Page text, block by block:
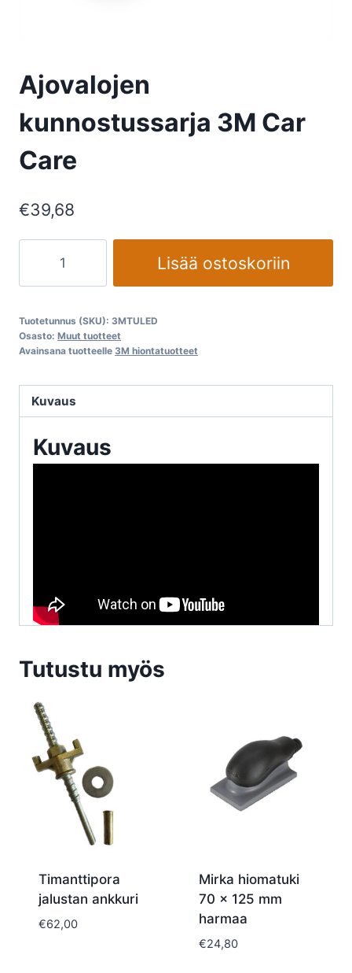
Ajovalojen
kunnostussarja 3M Car
Care
€39,68
kunnostussarja
3M
Care
määrä
Lisää ostoskoriin
Tuotetunnus (SKU): 3MTULED
Osasto: Muut tuotteet
Avainsana tuotteelle 3M hiontatuotteet
Kuvaus
Kuvaus
Tutustu myös
Timanttipora
jalustan ankkuri
€62,00
Mirka hiomatuki
70 x 125 mm
harmaa
€24,80